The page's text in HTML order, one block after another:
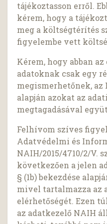
tájékoztasson erről.
kérem, hogy a
meg a költségtérítés
figyelembe vett
Kérem, hogy abban
adatoknak csak egy
megismerhetőnek, az
alapján azokat az
megtagadásával
Felhívom szíves
Adatvédelmi és
NAIH/2015/4710/2/V.
következően a jelen
§ (1b) bekezdése
mivel tartalmazza az
elérhetőségét. Ezen
az adatkezelő NAIH